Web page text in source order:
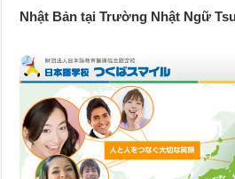
Nhật Bản tại Trường Nhật Ngữ